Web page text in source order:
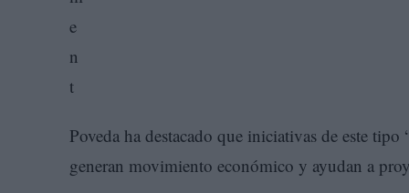
Poveda ha destacado que iniciativas de este
generan movimiento económico y ayudan a